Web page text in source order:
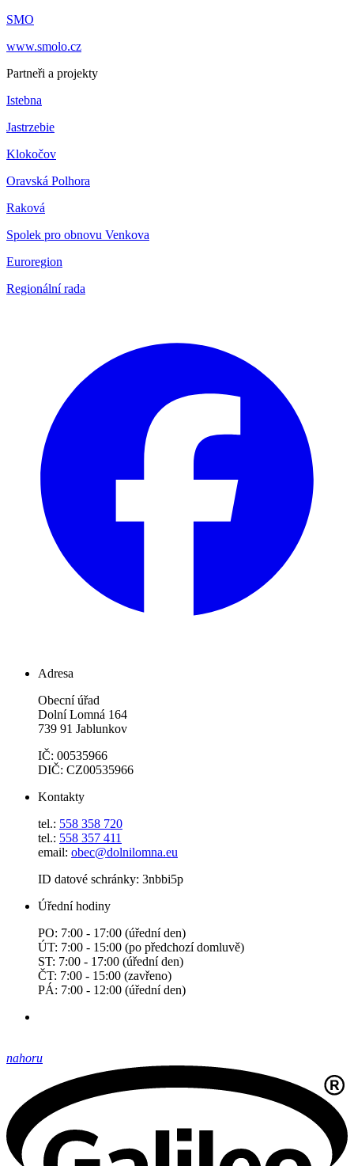
SMO
www.smolo.cz
Partneři a projekty
Istebna
Jastrzebie
Klokočov
Oravská Polhora
Raková
Spolek pro obnovu Venkova
Euroregion
Regionální rada
Adresa
Obecní úřad
Dolní Lomná 164
739 91 Jablunkov
IČ: 00535966
DIČ: CZ00535966
Kontakty
tel.: 558 358 720
tel.: 558 357 411
email: obec@dolnilomna.eu
ID datové schránky: 3nbbi5p
Úřední hodiny
PO: 7:00 - 17:00 (úřední den)
ÚT: 7:00 - 15:00 (po předchozí domluvě)
ST: 7:00 - 17:00 (úřední den)
ČT: 7:00 - 15:00 (zavřeno)
PÁ: 7:00 - 12:00 (úřední den)
nahoru